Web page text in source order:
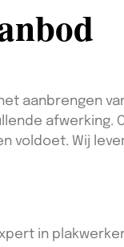
aanbrengen
afwerking.
voldoet. Wij
in